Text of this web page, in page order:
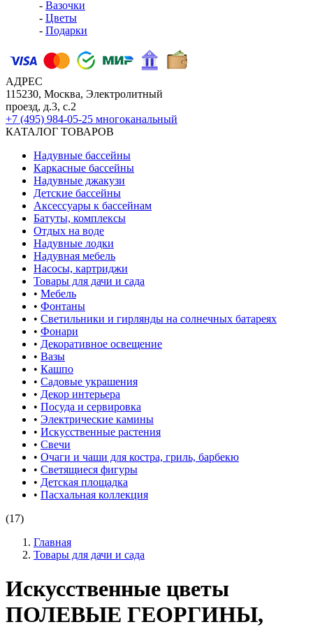
- Вазочки
- Цветы
- Подарки
АДРЕС
115230, Москва, Электролитный
проезд, д.3, с.2
+7 (495) 984-05-25 многоканальный
КАТАЛОГ ТОВАРОВ
Надувные бассейны
Каркасные бассейны
Надувные джакузи
Детские бассейны
Аксессуары к бассейнам
Батуты, комплексы
Отдых на воде
Надувные лодки
Надувная мебель
Насосы, картриджи
Товары для дачи и сада
• Мебель
• Фонтаны
• Светильники и гирлянды на солнечных батареях
• Фонари
• Декоративное освещение
• Вазы
• Кашпо
• Садовые украшения
• Декор интерьера
• Посуда и сервировка
• Электрические камины
• Искусственные растения
• Свечи
• Очаги и чаши для костра, гриль, барбекю
• Светящиеся фигуры
• Детская площадка
• Пасхальная коллекция
(17)
Главная
Товары для дачи и сада
Искусственные цветы
ПОЛЕВЫЕ ГЕОРГИНЫ,